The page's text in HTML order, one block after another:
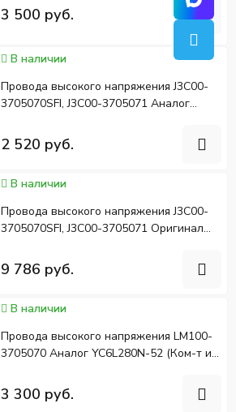
3 500 руб.
В наличии
Провода высокого напряжения J3C00-
3705070SFI, J3C00-3705071 Аналог
2 520 руб.
В наличии
Провода высокого напряжения J3C00-
3705070SFI, J3C00-3705071 Оригинал
9 786 руб.
В наличии
Провода высокого напряжения LM100-
3705070 Аналог YC6L280N-52 (Ком-т из
3 300 руб.